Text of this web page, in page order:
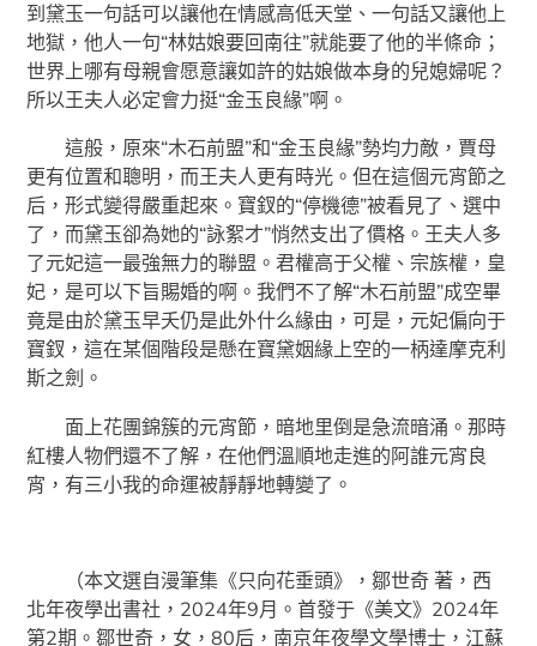
到黛玉一句話可以讓他在情感高低天堂、一句話又讓他上
地獄，他人一句“林姑娘要回南往”就能要了他的半條命；
世界上哪有母親會愿意讓如許的姑娘做本身的兒媳婦呢？
所以王夫人必定會力挺“金玉良緣”啊。
這般，原來“木石前盟”和“金玉良緣”勢均力敵，賈母
更有位置和聰明，而王夫人更有時光。但在這個元宵節之
后，形式變得嚴重起來。寶釵的“停機德”被看見了、選中
了，而黛玉卻為她的“詠絮才”悄然支出了價格。王夫人多
了元妃這一最強無力的聯盟。君權高于父權、宗族權，皇
妃，是可以下旨賜婚的啊。我們不了解“木石前盟”成空畢
竟是由於黛玉早夭仍是此外什么緣由，可是，元妃偏向于
寶釵，這在某個階段是懸在寶黛姻緣上空的一柄達摩克利
斯之劍。
面上花團錦簇的元宵節，暗地里倒是急流暗涌。那時
紅樓人物們還不了解，在他們溫順地走進的阿誰元宵良
宵，有三小我的命運被靜靜地轉變了。
（本文選自漫筆集《只向花垂頭》，鄒世奇 著，西
北年夜學出書社，2024年9月。首發于《美文》2024年
第2期。鄒世奇，女，80后，南京年夜學文學博士，江蘇